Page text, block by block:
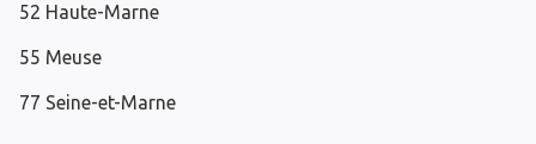
52 Haute-Marne
55 Meuse
77 Seine-et-Marne